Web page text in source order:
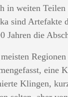
in weiten Teilen
sind Artefakte
Jahren die
eine
Klingen,